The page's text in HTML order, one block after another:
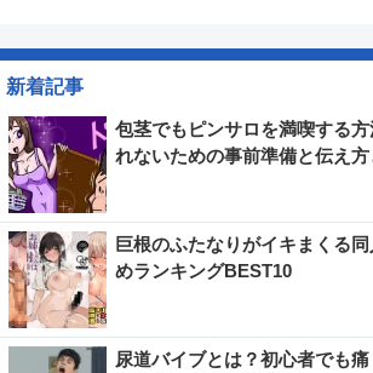
新着記事
包茎でもピンサロを満喫する
れないための事前準備と伝え
巨根のふたなりがイキまくる
めランキングBEST10
尿道バイブとは？初心者でも